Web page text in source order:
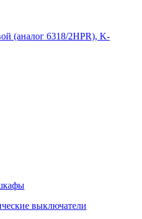
(аналог 6318/2HPR), K-
выключатели